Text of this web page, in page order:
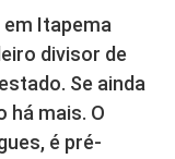
em Itapema
divisor de
Se ainda
há mais. O
é pré-